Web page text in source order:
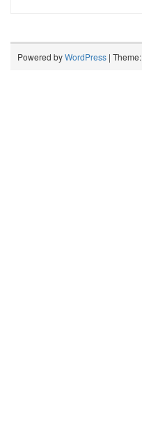
Powered byWordPress | Theme: